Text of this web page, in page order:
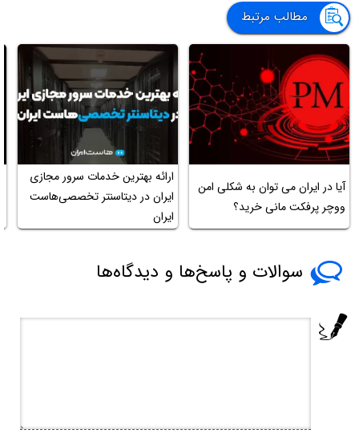
مطالب مرتبط
آیا در ایران می توان به شکلی امن
ووچر پرفکت مانی خرید؟
ارائه بهترین خدمات سرور مجازی
ایران در دیتاسنتر تخصصی‌هاست
ایران
سوالات و پاسخ‌ها و دیدگاه‌ها